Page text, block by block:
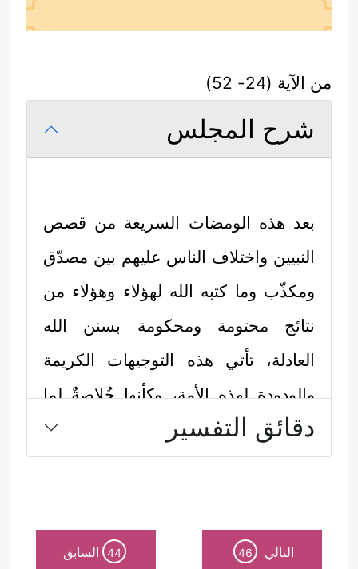
من الآية (24- 52)
شرح المجلس
بعد هذه الومضات السريعة من قصص
النبيين واختلاف الناس عليهم بين مصدّق
ومكذّب وما كتبه الله لهؤلاء وهؤلاء من
نتائج محتومة ومحكومة بسنن الله
العادلة، تأتي هذه التوجيهات الكريمة
والودودة لهذه الأمة، وكأنها خُلاصةٌ لما
ينبغي أن تستَفِيده من دروس وعبر من
تلك التجارب الماضية:
الطيبة، والتي يتقبلها الله عنده، ويعمُّ
دقائق التفسير
التالي 46
44 السابق